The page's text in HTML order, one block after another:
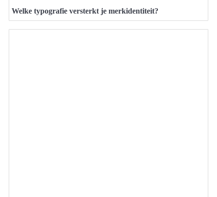
Welke typografie versterkt je merkidentiteit?